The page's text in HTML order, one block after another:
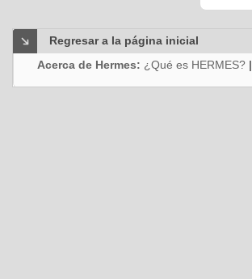
Regresar a la página inicial
Acerca de Hermes: ¿Qué es HERMES? |